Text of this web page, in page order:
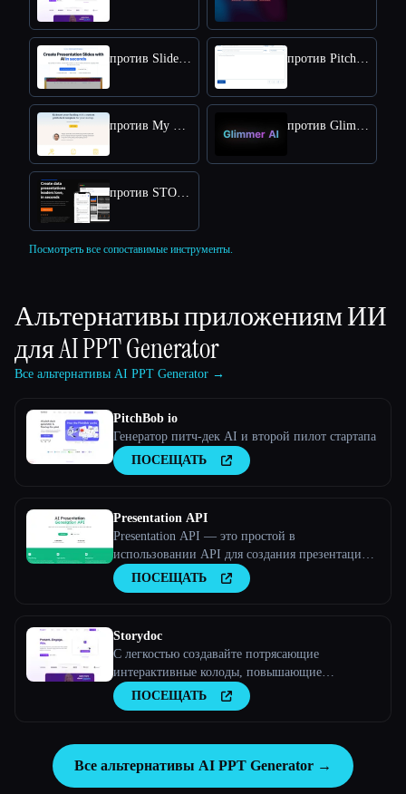
против SlidesAI против Pitchgrade
против My Pitch Deck против Glimmer AI
против STORYD
Посмотреть все сопоставимые инструменты.
Альтернативы приложениям ИИ
дляAI PPT Generator
Все альтернативы AI PPT Generator →
PitchBob io
Генератор питч-дек AI и второй пилот стартапа
ПОСЕЩАТЬ
Presentation API
Presentation API — это простой в
использовании API для создания презентаций,
который можно добавлять в свои приложения и
веб-сайты. Полное описание
ПОСЕЩАТЬ
Storydoc
С легкостью создавайте потрясающие
интерактивные колоды, повышающие
вовлеченность.
ПОСЕЩАТЬ
Все альтернативы AI PPT Generator →